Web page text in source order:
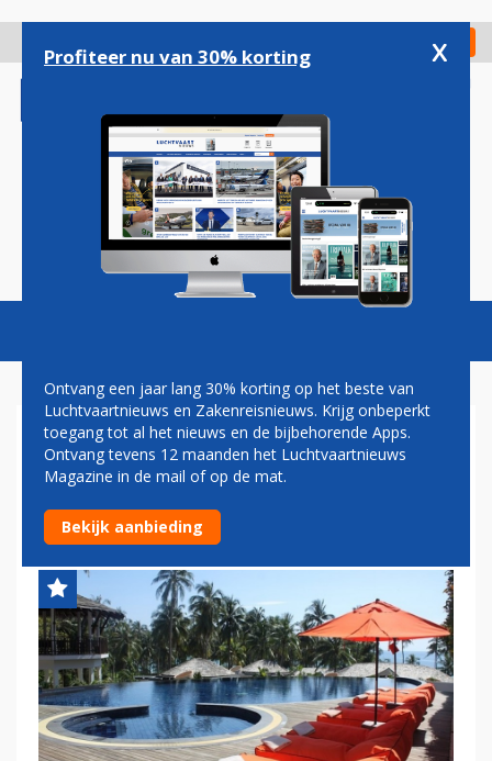
gaan
Check in
Magazine Podcasts Vacatures
HET WORDT MAKKELIJKER
OM IN THAILAND OP
VAKANTIE TE GAAN
Profiteer nu van 30% korting x
Ontvang een jaar lang 30% korting op het beste van
Luchtvaartnieuws en Zakenreisnieuws. Krijg onbeperkt
toegang tot al het nieuws en de bijbehorende Apps.
Ontvang tevens 12 maanden het Luchtvaartnieuws
Magazine in de mail of op de mat.
Bekijk aanbieding